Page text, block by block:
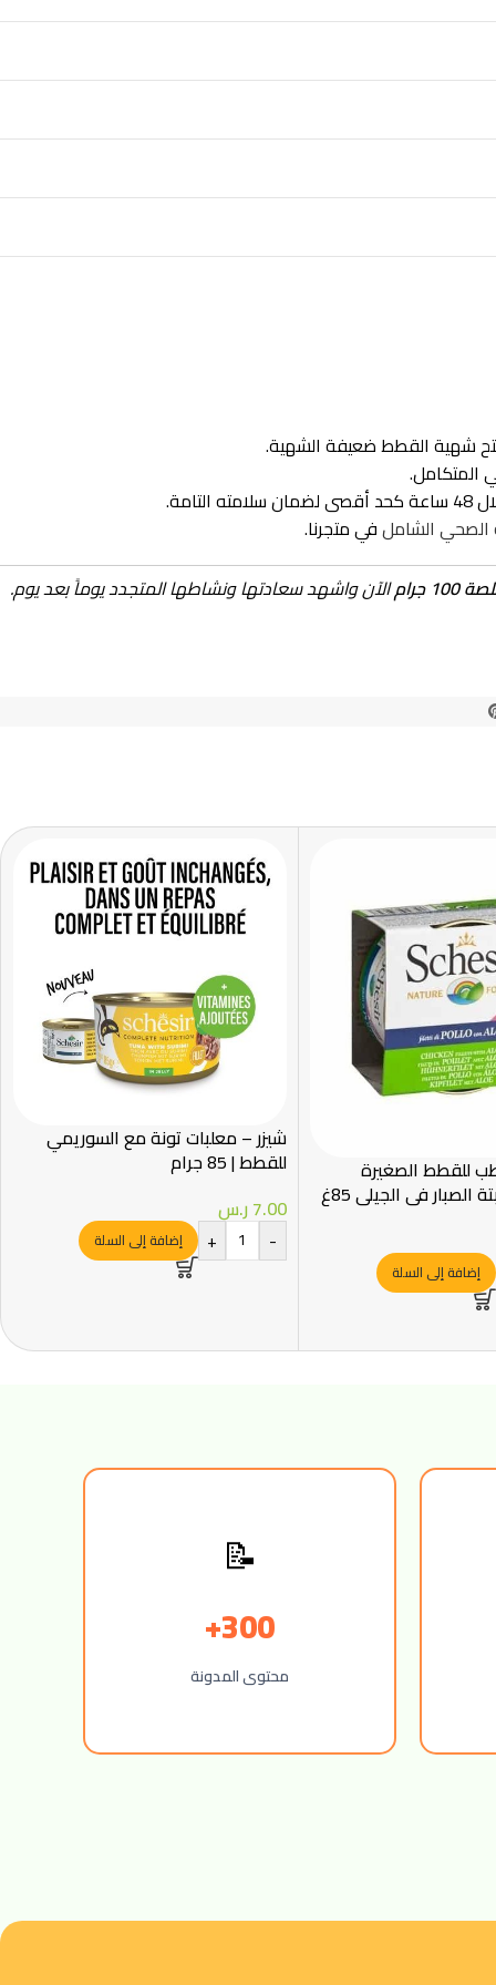
شهية القطط ضعيفة الشهية.
الصحي الشاملفي متجرنا.
الآن واشهد سعادتها ونشاطها المتجدد يوماً بعد يوم.
للقطط الصغيرة
الصبار في الجيلي 85غ
إضافة إلى السلة
شيزر – معلبات تونة مع السوريمي
للقطط | 85 جرام
7.00ر.س
-
+ إضافة إلى السلة
📝
300+
محتوى المدونة